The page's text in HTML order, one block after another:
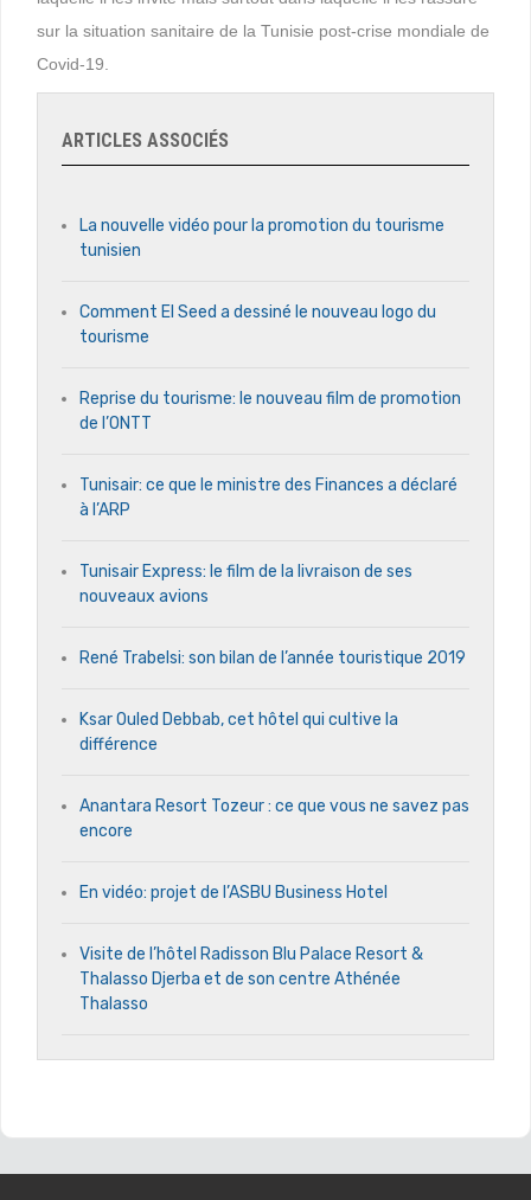
sur la situation sanitaire de la Tunisie post-crise mondiale de
Covid-19.
ARTICLES ASSOCIÉS
La nouvelle vidéo pour la promotion du tourisme
tunisien
Comment El Seed a dessiné le nouveau logo du
tourisme
Reprise du tourisme: le nouveau film de promotion
de l’ONTT
Tunisair: ce que le ministre des Finances a déclaré
à l’ARP
Tunisair Express: le film de la livraison de ses
nouveaux avions
René Trabelsi: son bilan de l’année touristique 2019
Ksar Ouled Debbab, cet hôtel qui cultive la
différence
Anantara Resort Tozeur : ce que vous ne savez pas
encore
En vidéo: projet de l’ASBU Business Hotel
Visite de l’hôtel Radisson Blu Palace Resort &
Thalasso Djerba et de son centre Athénée
Thalasso